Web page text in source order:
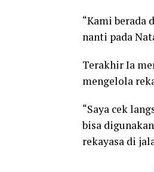
“Kami
nanti pada
Terakhir Ia
mengelola
“Saya cek
bisa
rekayasa di